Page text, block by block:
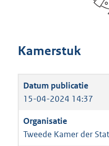
Kamerstuk
15-04-2024 14:37
Tweede Kamer der